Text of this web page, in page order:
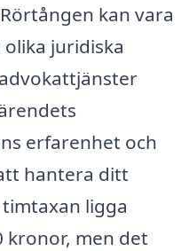
kan vara
juridiska
erfarenhet och
hantera ditt
ligga
kronor, men det